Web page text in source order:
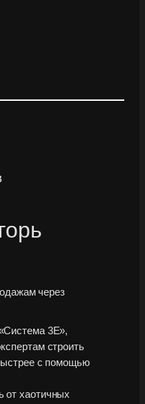
через
3Е»,
строить
с помощью
от хаотичных